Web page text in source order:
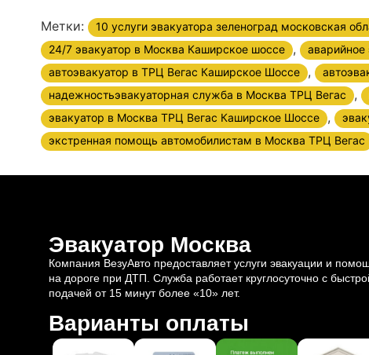
Метки: 10 услуги эвакуатора зеленоград московская
24/7 эвакуатор в Москва Каширское шоссе ,
автоэвакуатор в ТРЦ Вегас Каширское Шоссе ,
надежностьэвакуаторная служба в Москва ТРЦ Вегас ,
эвакуатор в Москва ТРЦ Вегас Каширское Шоссе ,
экстренная помощь автомобилистам в Москва ТРЦ Вегас
Эвакуатор Москва
Компания ВезуАвто предоставляет услуги эвакуации и
на дороге при ДТП. Служба работает круглосуточно с
подачей от 15 минут более «10» лет.
Варианты оплаты